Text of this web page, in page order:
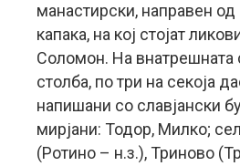
манастирски, направен
капака, на кој стојат
Соломон. На внатрешната
столба, по три на секоја
напишани со славјански
мирјани: Тодор, Милко;
(Ротино – н.з.), Триново